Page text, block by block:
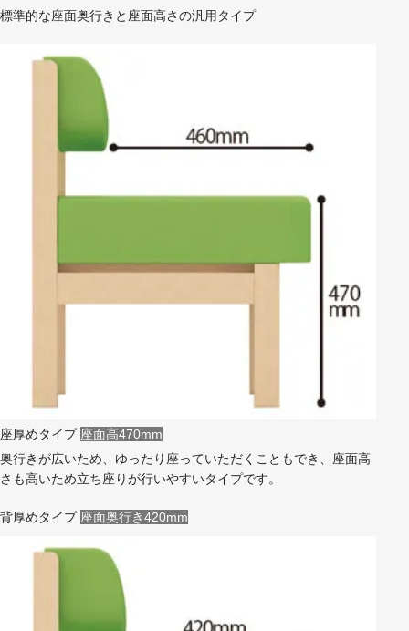
標準的な座面奥行きと座面高さの汎用タイプ
座厚めタイプ 座面高470mm
奥行きが広いため、ゆったり座っていただくこともでき、座面高
さも高いため立ち座りが行いやすいタイプです。
背厚めタイプ 座面奥行き420mm